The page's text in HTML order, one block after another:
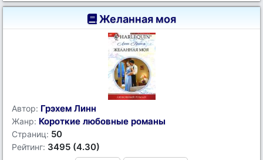
Желанная моя
Автор: Грэхем Линн
Жанр: Короткие любовные романы
Страниц: 50
Рейтинг: 3495 (4.30)